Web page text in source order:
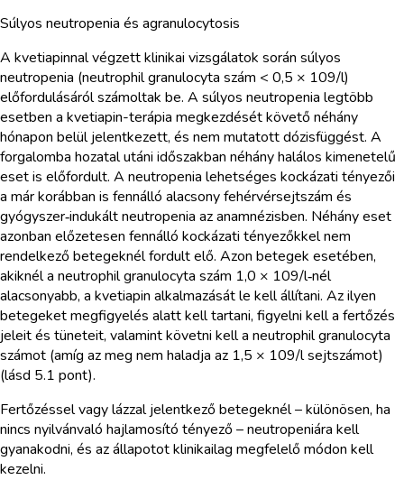
Súlyos neutropenia és agranulocytosis
A kvetiapinnal végzett klinikai vizsgálatok során súlyos
neutropenia (neutrophil granulocyta szám < 0,5 × 109/l)
előfordulásáról számoltak be. A súlyos neutropenia legtöbb
esetben a kvetiapin-terápia megkezdését követő néhány
hónapon belül jelentkezett, és nem mutatott dózisfüggést. A
forgalomba hozatal utáni időszakban néhány halálos kimenetelű
eset is előfordult. A neutropenia lehetséges kockázati tényezői
a már korábban is fennálló alacsony fehérvérsejtszám és
gyógyszer‑indukált neutropenia az anamnézisben. Néhány eset
azonban előzetesen fennálló kockázati tényezőkkel nem
rendelkező betegeknél fordult elő. Azon betegek esetében,
akiknél a neutrophil granulocyta szám 1,0 × 109/l‑nél
alacsonyabb, a kvetiapin alkalmazását le kell állítani. Az ilyen
betegeket megfigyelés alatt kell tartani, figyelni kell a fertőzés
jeleit és tüneteit, valamint követni kell a neutrophil granulocyta
számot (amíg az meg nem haladja az 1,5 × 109/l sejtszámot)
(lásd 5.1 pont).
Fertőzéssel vagy lázzal jelentkező betegeknél – különösen, ha
nincs nyilvánvaló hajlamosító tényező – neutropeniára kell
gyanakodni, és az állapotot klinikailag megfelelő módon kell
kezelni.